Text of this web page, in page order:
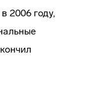
2006 году,